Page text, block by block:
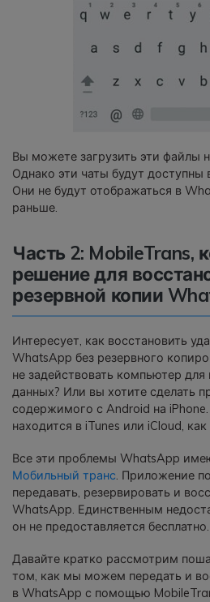
Вы можете загрузить эти файлы
Однако эти чаты будут
Они не будут отображаться в
раньше.
Часть 2: MobileTrans,
решение для
резервной копии
Интересует, как восстановить
WhatsApp без резервного
не задействовать компьютер для
данных? Или вы хотите сделать
содержимого с Android на
находится в iTunes или iCloud,
Все эти проблемы WhatsApp
Мобильный транс. Приложение
передавать, резервировать и
WhatsApp. Единственным
он не предоставляется бесплатно.
Давайте кратко рассмотрим
том, как мы можем передать и
в WhatsApp с помощью